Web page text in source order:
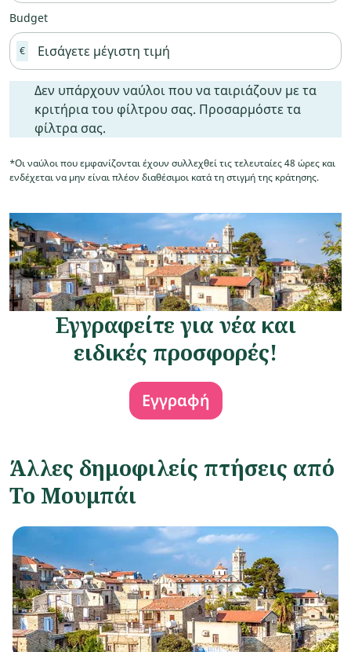
Budget
€
Δεν υπάρχουν ναύλοι που να ταιριάζουν με τα
κριτήρια του φίλτρου σας. Προσαρμόστε τα
φίλτρα σας.
Δεν υπάρχουν ναύλοι που να ταιριάζουν με τα
*Οι ναύλοι που εμφανίζονται έχουν συλλεχθεί τις τελευταίες 48 ώρες και
ενδέχεται να μην είναι πλέον διαθέσιμοι κατά τη στιγμή της κράτησης.
Εγγραφείτε για νέα και
ειδικές προσφορές!
Εγγραφή
Άλλες δημοφιλείς πτήσεις από
Το Μουμπάι